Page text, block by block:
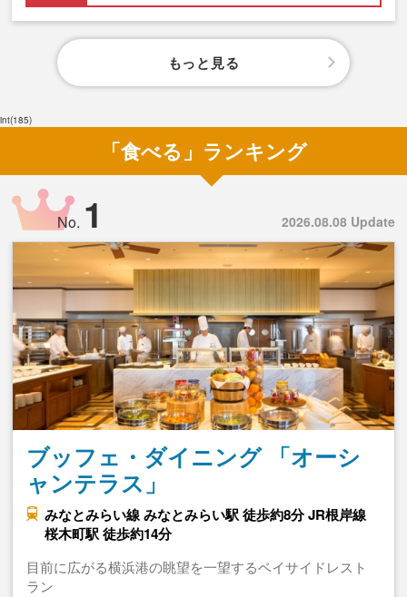
もっと見る
int(185)
「食べる」ランキング
2026.08.08 Update
No. 1
ブッフェ・ダイニング 「オーシ
ャンテラス」
みなとみらい線 みなとみらい駅 徒歩約8分 JR根岸線
桜木町駅 徒歩約14分
目前に広がる横浜港の眺望を一望するベイサイドレスト
ラン